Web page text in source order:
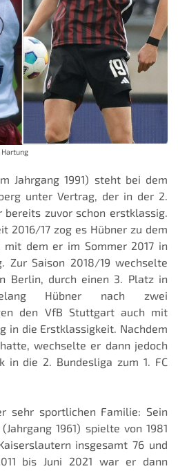
Hartung
Jahrgang 1991) steht bei dem
unter Vertrag, der in der 2.
bereits zuvor schon erstklassig.
2016/17 zog es Hübner zu dem
mit dem er im Sommer 2017 in
Zur Saison 2018/19 wechselte
Berlin, durch einen 3. Platz in
Hübner nach zwei
den VfB Stuttgart auch mit
in die Erstklassigkeit. Nachdem
wechselte er dann jedoch
in die 2. Bundesliga zum 1. FC
sehr sportlichen Familie: Sein
1961) spielte von 1981
insgesamt 76 und
bis Juni 2021 war er dann